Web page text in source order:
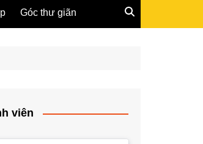
Góc thư giãn
viên